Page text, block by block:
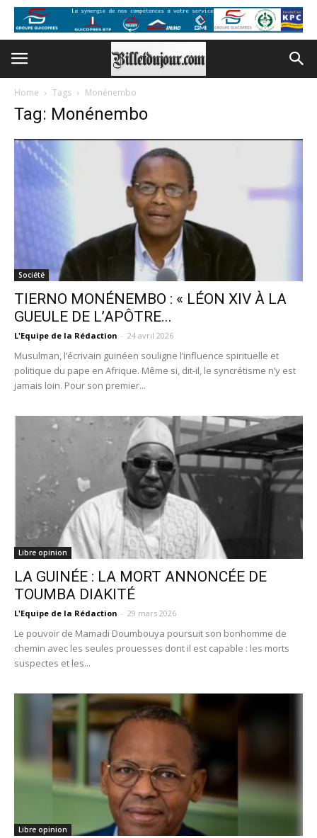
Home Tags Monénembo
Tag: Monénembo
Société
TIERNO MONÉNEMBO : « LÉON XIV À LA
GUEULE DE L’APÔTRE...
L'Equipe de la Rédaction - 24 avril 2026
Musulman, l’écrivain guinéen souligne l’influence spirituelle et
politique du pape en Afrique. Même si, dit-il, le syncrétisme n’y est
jamais loin. Pour son premier...
Libre opinion
LA GUINÉE : LA MORT ANNONCÉE DE
TOUMBA DIAKITÉ
L'Equipe de la Rédaction - 29 mars 2026
Le pouvoir de Mamadi Doumbouya poursuit son bonhomme de
chemin avec les seules prouesses dont il est capable : les morts
suspectes et les...
Libre opinion